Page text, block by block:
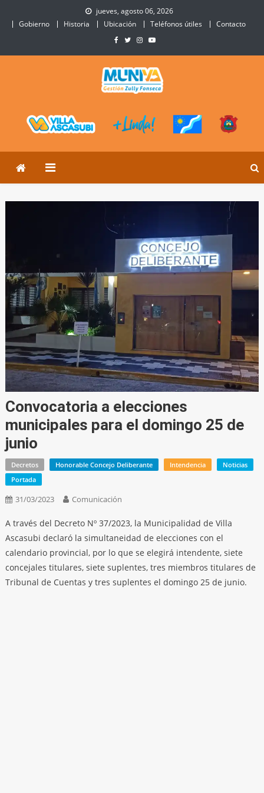
jueves, agosto 06, 2026
Gobierno
Historia Ubicación Teléfonos útiles Contacto
Ascasubi
Convocatoria a elecciones
municipales para el domingo 25 de
junio
Decretos Honorable Concejo Deliberante Intendencia
Noticias
Portada
31/03/2023 Comunicación
A través del Decreto Nº 37/2023, la Municipalidad de Villa
Ascasubi declaró la simultaneidad de elecciones con el
calendario provincial, por lo que se elegirá intendente, siete
concejales titulares, siete suplentes, tres miembros titulares de
Tribunal de Cuentas y tres suplentes el domingo 25 de junio.